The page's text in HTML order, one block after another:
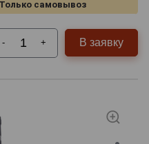
Только самовывоз
- + В заявку